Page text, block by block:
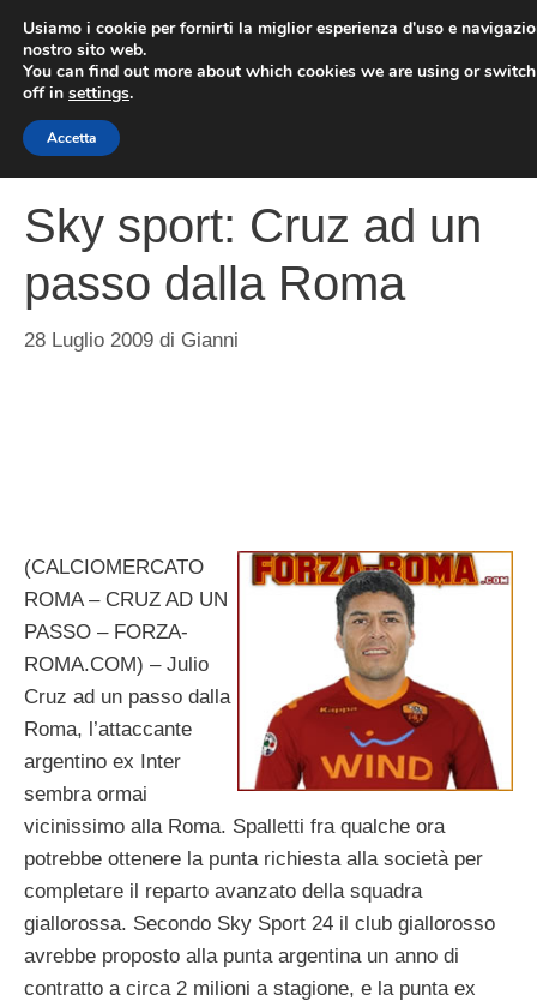
contenuto
Sky sport: Cruz ad un
passo dalla Roma
28 Luglio 2009 di Gianni
(CALCIOMERCATO
ROMA – CRUZ AD UN
PASSO – FORZA-
ROMA.COM) – Julio
Cruz ad un passo dalla
Roma, l’attaccante
argentino ex Inter
sembra ormai
vicinissimo alla Roma. Spalletti fra qualche ora
potrebbe ottenere la punta richiesta alla società per
completare il reparto avanzato della squadra
giallorossa. Secondo Sky Sport 24 il club giallorosso
avrebbe proposto alla punta argentina un anno di
contratto a circa 2 milioni a stagione, e la punta ex
Usiamo i cookie per fornirti la miglior esperienza d'uso e
nostro sito web.
You can find out more about which cookies we are using or
off in settings.
Accetta